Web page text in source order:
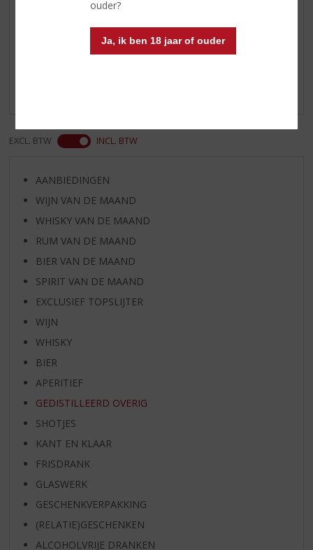
ouder?
Ja, ik ben 18 jaar of ouder
Abrikozenpitten
Dit merk Amaretto schijnt juist geen amandelen te
bevatten, maar abrikozenpitten, zodat ook mensen met
notenallergie dit kunnen drinken. Althans, dat heb ik op
EXCL. BTW INCL. BTW
AANBIEDINGEN
WIJN VAN DE MAAND
WHISKY VAN DE MAAND
RUM VAN DE MAAND
BIER VAN DE MAAND
SPIRIT VAN DE MAAND
EXCLUSIEF TOPSLIJTER
WIJN
WHISKY
BIER
APERITIEF
GEDISTILLEERD OVERIG
SHOTJES
KANT EN KLAAR
FRISDRANK
GLASWERK
GESCHENKVERPAKKING
(RELATIE)GESCHENKEN
ALCOHOLVRIJE DRANKEN